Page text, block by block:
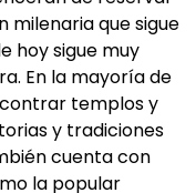
milenaria que sigue
hoy sigue muy
En la mayoría de
templos y
y tradiciones
cuenta con
la popular